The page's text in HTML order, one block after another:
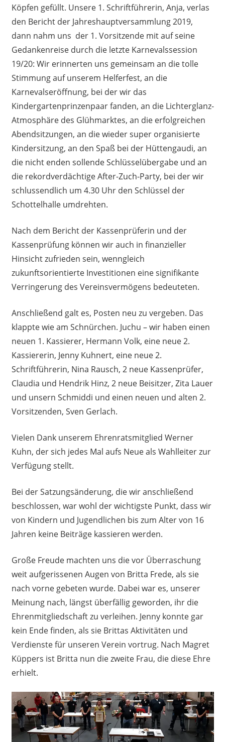
Köpfen gefüllt. Unsere 1. Schriftführerin, Anja, verlas
den Bericht der Jahreshauptversammlung 2019,
dann nahm uns der 1. Vorsitzende mit auf seine
Gedankenreise durch die letzte Karnevalssession
19/20: Wir erinnerten uns gemeinsam an die tolle
Stimmung auf unserem Helferfest, an die
Karnevalseröffnung, bei der wir das
Kindergartenprinzenpaar fanden, an die Lichterglanz-
Atmosphäre des Glühmarktes, an die erfolgreichen
Abendsitzungen, an die wieder super organisierte
Kindersitzung, an den Spaß bei der Hüttengaudi, an
die nicht enden sollende Schlüsselübergabe und an
die rekordverdächtige After-Zuch-Party, bei der wir
schlussendlich um 4.30 Uhr den Schlüssel der
Schottelhalle umdrehten.
Nach dem Bericht der Kassenprüferin und der
Kassenprüfung können wir auch in finanzieller
Hinsicht zufrieden sein, wenngleich
zukunftsorientierte Investitionen eine signifikante
Verringerung des Vereinsvermögens bedeuteten.
Anschließend galt es, Posten neu zu vergeben. Das
klappte wie am Schnürchen. Juchu – wir haben einen
neuen 1. Kassierer, Hermann Volk, eine neue 2.
Kassiererin, Jenny Kuhnert, eine neue 2.
Schriftführerin, Nina Rausch, 2 neue Kassenprüfer,
Claudia und Hendrik Hinz, 2 neue Beisitzer, Zita Lauer
und unsern Schmiddi und einen neuen und alten 2.
Vorsitzenden, Sven Gerlach.
Vielen Dank unserem Ehrenratsmitglied Werner
Kuhn, der sich jedes Mal aufs Neue als Wahlleiter zur
Verfügung stellt.
Bei der Satzungsänderung, die wir anschließend
beschlossen, war wohl der wichtigste Punkt, dass wir
von Kindern und Jugendlichen bis zum Alter von 16
Jahren keine Beiträge kassieren werden.
Große Freude machten uns die vor Überraschung
weit aufgerissenen Augen von Britta Frede, als sie
nach vorne gebeten wurde. Dabei war es, unserer
Meinung nach, längst überfällig geworden, ihr die
Ehrenmitgliedschaft zu verleihen. Jenny konnte gar
kein Ende finden, als sie Brittas Aktivitäten und
Verdienste für unseren Verein vortrug. Nach Magret
Küppers ist Britta nun die zweite Frau, die diese Ehre
erhielt.